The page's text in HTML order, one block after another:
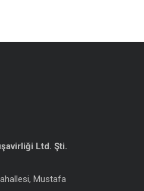
Ltd. Şti.
Mustafa